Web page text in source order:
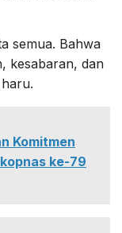
semua. Bahwa
kesabaran, dan
Komitmen
ke-79